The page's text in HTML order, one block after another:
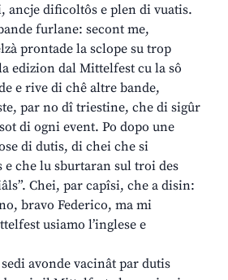
dificoltôs e plen di vuatis.
furlane: secont me,
prontade la sclope su trop
edizion dal Mittelfest cu la sô
e rive di chê altre bande,
par no dî triestine, che di sigûr
di ogni event. Po dopo une
di dutis, di chei che si
che lu sburtaran sul troi des
Chei, par capîsi, che a disin:
bravo Federico, ma mi
usiamo l’inglese e
avonde vacinât par dutis